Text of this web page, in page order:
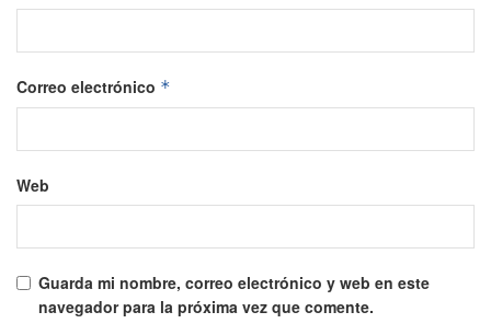
Correo electrónico *
Web
Guarda mi nombre, correo electrónico y web en este
navegador para la próxima vez que comente.